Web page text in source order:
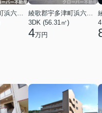
綾歌郡宇多津町浜六番丁
綾歌郡宇多津町浜六番丁
3DK (56.31㎡)
4万円